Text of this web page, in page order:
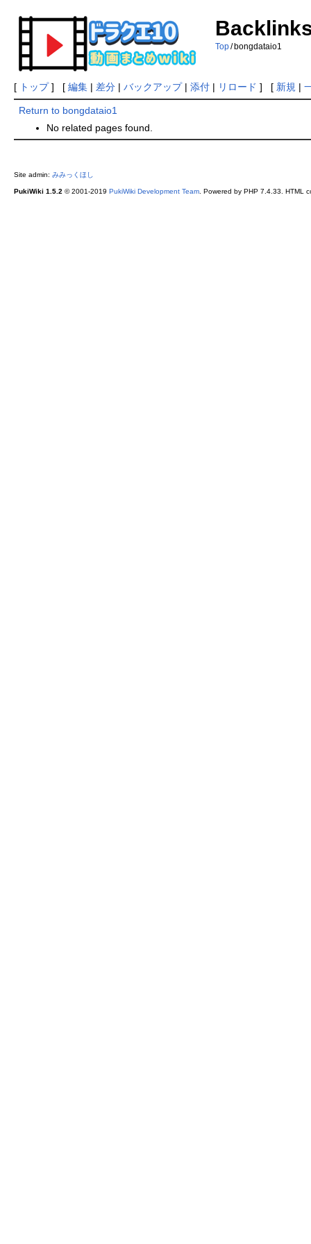
Top / bongdataio1
[ トップ] [ 編集| 差分| バックアップ| 添付| リロード ] [ 新規 |
Return to bongdataio1
No related pages found.
Site admin: みみっくほし
PukiWiki 1.5.2 © 2001-2019 PukiWiki Development Team. Powered by PHP 7.4.33. HTML